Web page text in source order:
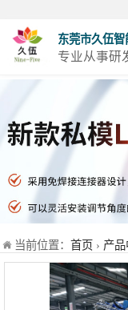
东莞市久伍智
当前位置： 首页 › 产
三轴龙门桁架机
械手
两轴龙门机械手
机器人第七轴(地
轨)
设备
立柱码垛机
重型模组